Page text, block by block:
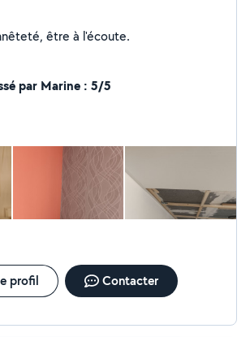
être à l'écoute.
par Marine : 5/5
profil Contacter